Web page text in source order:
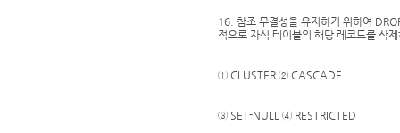
16. 참조 무결성을 유지하기 위하여
적으로 자식 테이블의 해당 레코드를 삭
① CLUSTER ② CASCADE
③ SET-NULL ④ RESTRICTED